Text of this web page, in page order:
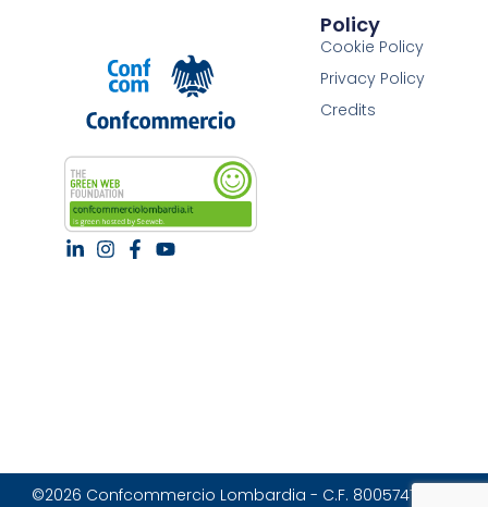
Policy
Cookie Policy
Privacy Policy
Credits
©2026 Confcommercio Lombardia - C.F. 80057470157 |